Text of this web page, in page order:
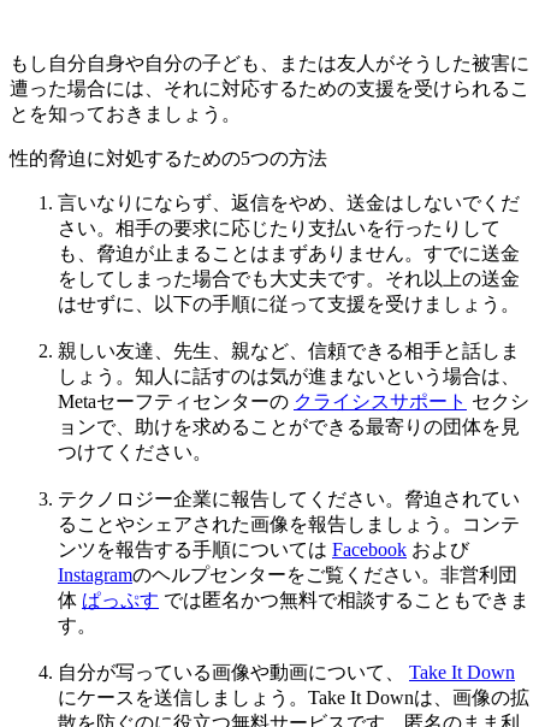
もし自分自身や自分の子ども、または友人がそうした被害に
遭った場合には、それに対応するための支援を受けられるこ
とを知っておきましょう。
性的脅迫に対処するための5つの方法
言いなりにならず、返信をやめ、送金はしないでくだ
さい。相手の要求に応じたり支払いを行ったりして
も、脅迫が止まることはまずありません。すでに送金
をしてしまった場合でも大丈夫です。それ以上の送金
はせずに、以下の手順に従って支援を受けましょう。
親しい友達、先生、親など、信頼できる相手と話しま
しょう。知人に話すのは気が進まないという場合は、
Metaセーフティセンターの クライシスサポート セクシ
ョンで、助けを求めることができる最寄りの団体を見
つけてください。
テクノロジー企業に報告してください。脅迫されてい
ることやシェアされた画像を報告しましょう。コンテ
ンツを報告する手順については Facebook および
Instagramのヘルプセンターをご覧ください。非営利団
体 ぱっぷす では匿名かつ無料で相談することもできま
す。
自分が写っている画像や動画について、 Take It Down
にケースを送信しましょう。Take It Downは、画像の拡
散を防ぐのに役立つ無料サービスです。匿名のまま利